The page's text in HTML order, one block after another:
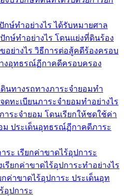
ษ์ทำอย่างไร ได้รับหมายศาล
กษ์ทำอย่างไร โดนแย่งที่ดินร้อง
อย่างไร วิธีการต่อสู้คดีร้องครอบ
งอุทธรณ์ฏีกาคดีครอบครอง
นทางรถทางภาระจำยอมทำ
ดทะเบียนภาระจำยอมทำอย่างไร
ระจำยอม โดนเรียกให้ชดใช้ค่า
ม ประเด็นอุทธรณ์ฏีกาคดีภาระ
ระ เรียกค่าขาดไร้อุปการะ
รียกค่าขาดไร้อุปการะทำอย่างไร
ค่าขาดไร้อุปการะ ประเด็นอุท
อุปการะ